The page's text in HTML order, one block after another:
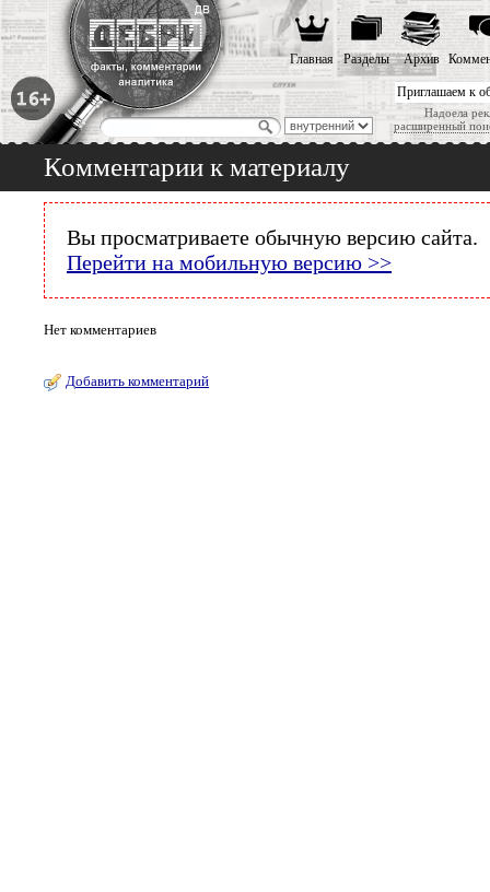
Приглашаем к
Надоела
расширенный
Главная Разделы Архив
Комментарии к материалу
Вы просматриваете обычную версию сайта.
Перейти на мобильную версию >>
Нет комментариев
Добавить комментарий